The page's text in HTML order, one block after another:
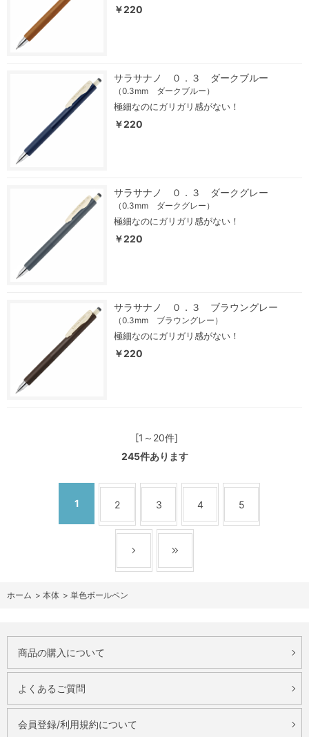
￥220
サラサナノ ０．３ ダークブルー
（0.3mm ダークブルー）
極細なのにガリガリ感がない！
￥220
サラサナノ ０．３ ダークグレー
（0.3mm ダークグレー）
極細なのにガリガリ感がない！
￥220
サラサナノ ０．３ ブラウングレー
（0.3mm ブラウングレー）
極細なのにガリガリ感がない！
￥220
[1～20件]
245件あります
1 2 3 4 5
ホーム > 本体 > 単色ボールペン
商品の購入について
よくあるご質問
会員登録/利用規約について